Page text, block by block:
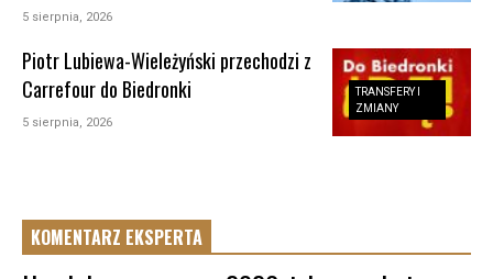
5 sierpnia, 2026
TRANSFERY I
ZMIANY
Piotr Lubiewa-Wieleżyński przechodzi z
Carrefour do Biedronki
5 sierpnia, 2026
KOMENTARZ EKSPERTA